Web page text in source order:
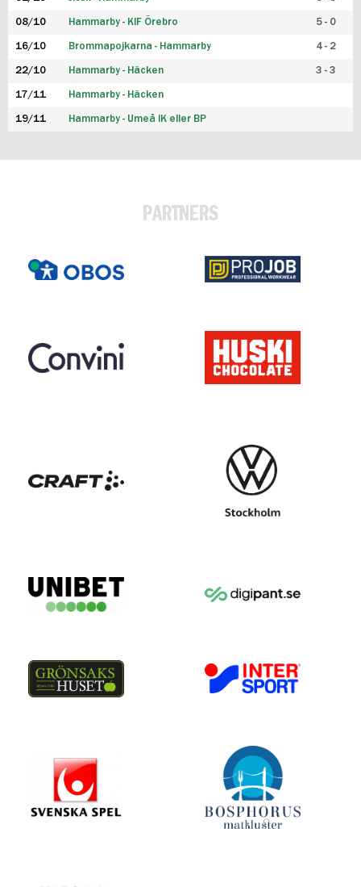
08/10 Hammarby - KIF Örebro 5 - 0
16/10 Brommapojkarna - Hammarby 4 - 2
22/10 Hammarby - Häcken 3 - 3
17/11 Hammarby - Häcken
19/11 Hammarby - Umeå IK eller BP
PARTNERS